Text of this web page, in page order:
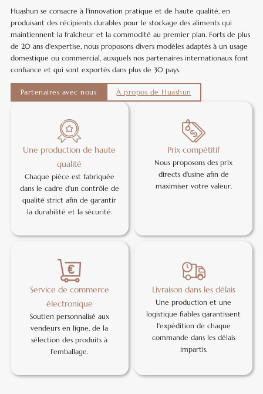
Huashun se consacre à l'innovation pratique et de haute qualité, en
produisant des récipients durables pour le stockage des aliments qui
maintiennent la fraîcheur et la commodité au premier plan. Forts de plus
de 20 ans d'expertise, nous proposons divers modèles adaptés à un usage
domestique ou commercial, auxquels nos partenaires internationaux font
confiance et qui sont exportés dans plus de 30 pays.
Partenaires avec nous À propos de Huashun
Une production de haute
qualité
Chaque pièce est fabriquée
dans le cadre d'un contrôle de
qualité strict afin de garantir
la durabilité et la sécurité.
Prix compétitif
Nous proposons des prix
directs d'usine afin de
maximiser votre valeur.
Service de commerce
électronique
Soutien personnalisé aux
vendeurs en ligne, de la
sélection des produits à
l'emballage.
Livraison dans les délais
Une production et une
logistique fiables garantissent
l'expédition de chaque
commande dans les délais
impartis.